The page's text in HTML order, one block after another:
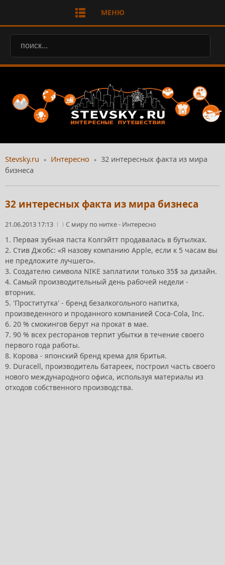
МЕНЮ
Stevsky.ru Интересно
32 интересных факта из мира
бизнеса
32 интересных факта из мира бизнеса
21.06.2013 17:13 С миру по нитке- Интересно
1. Первая зубная паста Колгэйтт продавалась в бутылках.
2. Стив Джобс: «Я назову компанию Apple, если к 5 часам вы
не предложите лучшего».
3. Создателю символа NIKE заплатили только 35$ за дизайн.
4. Самый производительный день рабочей недели -
вторник.
5. 'Проститутка' - бренд безалкогольного напитка,
произведенного и проданного компанией Coca-Cola, Inc.
6. 20 % смокингов берут на прокат в мае.
7. 90 % всех ресторанов терпит убытки в течение своего
первого года работы.
8. Корова - японский бренд крема для бритья.
9. Duracell, производитель батареек, построил часть своего
нового международного офиса, используя материалы из
отходов собственного производства.